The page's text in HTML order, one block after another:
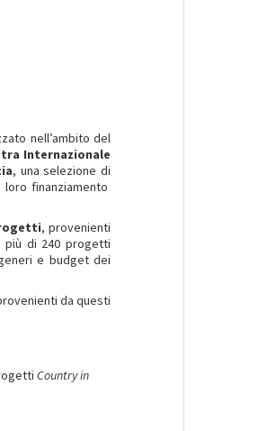
nell’ambito del
Internazionale
, una selezione di
finanziamento
, provenienti
più di 240 progetti
e budget dei
da questi
Country in